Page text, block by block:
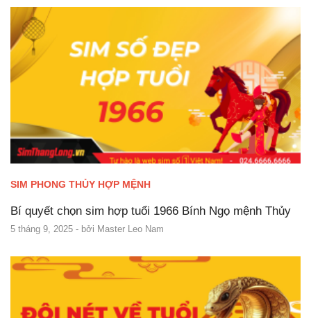
SIM PHONG THỦY HỢP MỆNH
Bí quyết chọn sim hợp tuổi 1966 Bính Ngọ mệnh Thủy
5 tháng 9, 2025 - bởi Master Leo Nam